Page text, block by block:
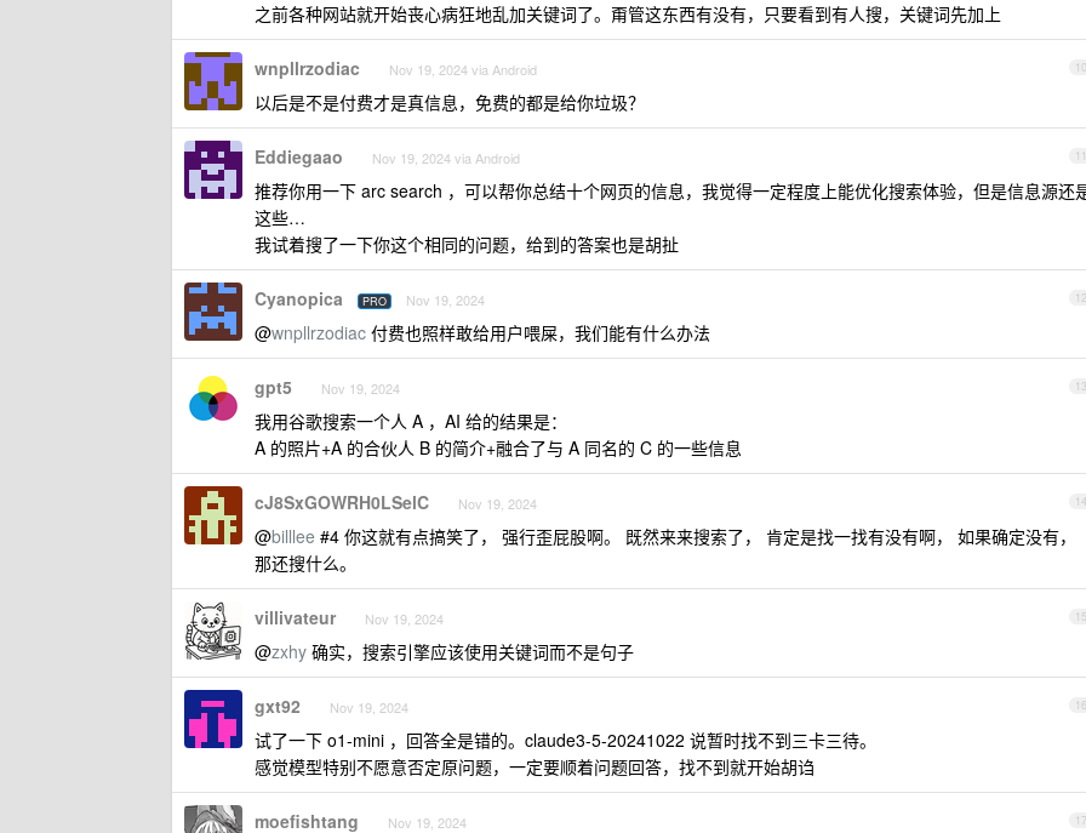
之前各种网站就开始丧心病狂地乱加关键词了。甭管这东西有没有，只要看到有人搜，关键词先加上
10
wnpllrzodiac Nov 19, 2024 via Android
以后是不是付费才是真信息，免费的都是给你垃圾？
11
Eddiegaao Nov 19, 2024 via Android
推荐你用一下 arc search ，可以帮你总结十个网页的信息，我觉得一定程度上能优化搜索体验，但是信息源还
这些…
我试着搜了一下你这个相同的问题，给到的答案也是胡扯
12
Cyanopica PRO Nov 19, 2024
@wnpllrzodiac 付费也照样敢给用户喂屎，我们能有什么办法
13
gpt5 Nov 19, 2024
我用谷歌搜索一个人 A ，AI 给的结果是：
A 的照片+A 的合伙人 B 的简介+融合了与 A 同名的 C 的一些信息
14
cJ8SxGOWRH0LSelC Nov 19, 2024
@billlee #4 你这就有点搞笑了， 强行歪屁股啊。 既然来来搜索了， 肯定是找一找有没有啊， 如果确定没有，
那还搜什么。
15
villivateur Nov 19, 2024
@zxhy 确实，搜索引擎应该使用关键词而不是句子
16
gxt92 Nov 19, 2024
试了一下 o1-mini ，回答全是错的。claude3-5-20241022 说暂时找不到三卡三待。
感觉模型特别不愿意否定原问题，一定要顺着问题回答，找不到就开始胡诌
17
moefishtang Nov 19, 2024